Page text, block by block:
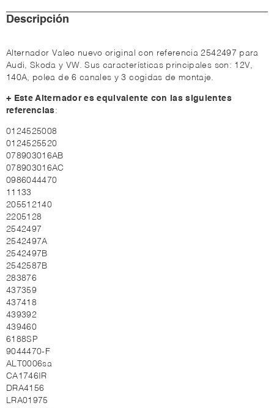
Descripción
Alternador Valeo nuevo original con referencia 2542497 para
Audi, Skoda y VW. Sus características principales son: 12V,
140A, polea de 6 canales y 3 cogidas de montaje.
+ Este Alternador es equivalente con las siguientes
referencias:
0124525008
0124525520
078903016AB
078903016AC
0986044470
11133
205512140
2205128
2542497
2542497A
2542497B
2542587B
283876
437359
437418
439392
439460
6188SP
9044470-F
ALT0006sa
CA1746IR
DRA4156
LRA01975